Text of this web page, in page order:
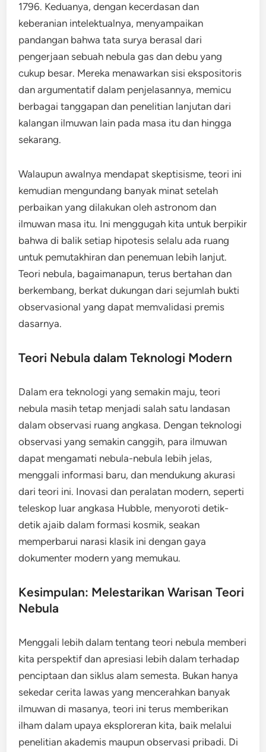
1796. Keduanya, dengan kecerdasan dan
keberanian intelektualnya, menyampaikan
pandangan bahwa tata surya berasal dari
pengerjaan sebuah nebula gas dan debu yang
cukup besar. Mereka menawarkan sisi ekspositoris
dan argumentatif dalam penjelasannya, memicu
berbagai tanggapan dan penelitian lanjutan dari
kalangan ilmuwan lain pada masa itu dan hingga
sekarang.
Walaupun awalnya mendapat skeptisisme, teori ini
kemudian mengundang banyak minat setelah
perbaikan yang dilakukan oleh astronom dan
ilmuwan masa itu. Ini menggugah kita untuk berpikir
bahwa di balik setiap hipotesis selalu ada ruang
untuk pemutakhiran dan penemuan lebih lanjut.
Teori nebula, bagaimanapun, terus bertahan dan
berkembang, berkat dukungan dari sejumlah bukti
observasional yang dapat memvalidasi premis
dasarnya.
Teori Nebula dalam Teknologi Modern
Dalam era teknologi yang semakin maju, teori
nebula masih tetap menjadi salah satu landasan
dalam observasi ruang angkasa. Dengan teknologi
observasi yang semakin canggih, para ilmuwan
dapat mengamati nebula-nebula lebih jelas,
menggali informasi baru, dan mendukung akurasi
dari teori ini. Inovasi dan peralatan modern, seperti
teleskop luar angkasa Hubble, menyoroti detik-
detik ajaib dalam formasi kosmik, seakan
memperbarui narasi klasik ini dengan gaya
dokumenter modern yang memukau.
Kesimpulan: Melestarikan Warisan Teori
Nebula
Menggali lebih dalam tentang teori nebula memberi
kita perspektif dan apresiasi lebih dalam terhadap
penciptaan dan siklus alam semesta. Bukan hanya
sekedar cerita lawas yang mencerahkan banyak
ilmuwan di masanya, teori ini terus memberikan
ilham dalam upaya eksploreran kita, baik melalui
penelitian akademis maupun observasi pribadi. Di